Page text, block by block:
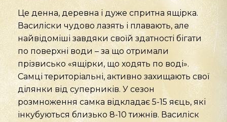
Це денна, деревна і дуже спритна ящірка.
Василіски чудово лазять і плавають, але
найвідоміші завдяки своїй здатності бігати
по поверхні води – за що отримали
прізвисько «ящірки, що ходять по воді».
Самці територіальні, активно захищають свої
ділянки від суперників. У сезон
розмноження самка відкладає 5-15 яєць, які
інкубуються близько 8-10 тижнів. Василіск